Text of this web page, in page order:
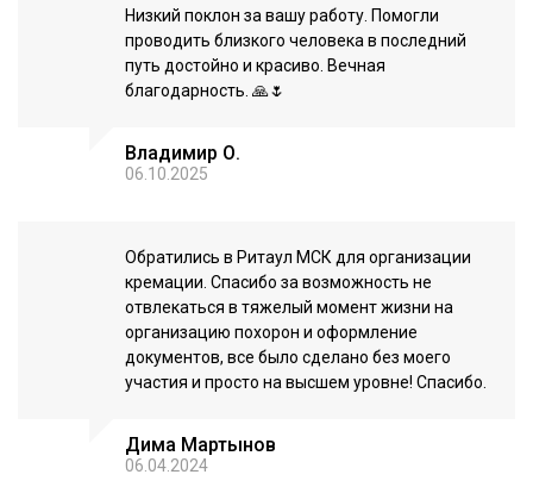
Низкий поклон за вашу работу. Помогли
проводить близкого человека в последний
путь достойно и красиво. Вечная
благодарность. 🙏🌷
Владимир О.
06.10.2025
Обратились в Ритаул МСК для организации
кремации. Спасибо за возможность не
отвлекаться в тяжелый момент жизни на
организацию похорон и оформление
документов, все было сделано без моего
участия и просто на высшем уровне! Спасибо.
Дима Мартынов
06.04.2024